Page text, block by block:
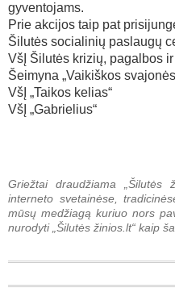
gyventojams.
Prie akcijos taip pat
Šilutės socialinių paslaugų
VšĮ Šilutės krizių, pagalbos
Šeimyna „Vaikiškos
VšĮ „Taikos kelias“
VšĮ „Gabrielius“
Griežtai draudžiama „Šilutės
interneto svetainėse,
mūsų medžiagą kuriuo nors
nurodyti „Šilutės žinios.lt“ kaip